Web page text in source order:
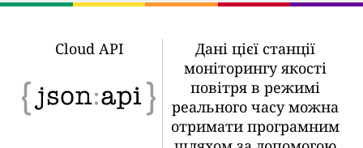
Cloud API
Дані цієї станції
моніторингу якості
повітря в режимі
реального часу можна
отримати програмним